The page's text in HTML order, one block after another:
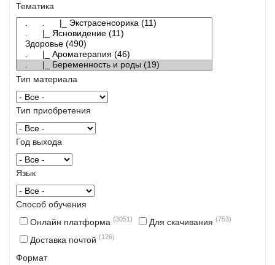
Тематика
Тип материала
Тип приобретения
Год выхода
Язык
Способ обучения
Онлайн платформа (3051) Для скачивания (753)
Доставка почтой (126)
Формат